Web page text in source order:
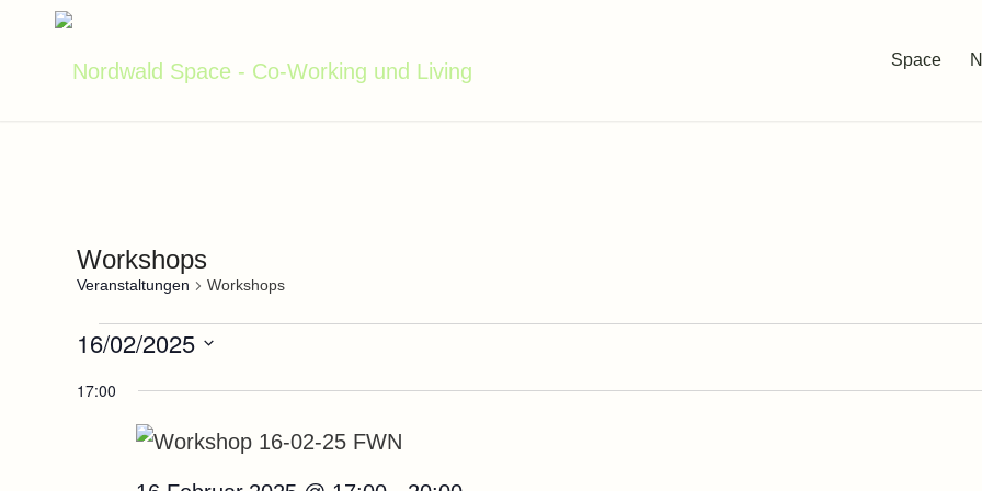
Space
Workshops
Veranstaltungen Workshops
Veranstaltungen
für
16.Februar.2025
16/02/2025
17:00